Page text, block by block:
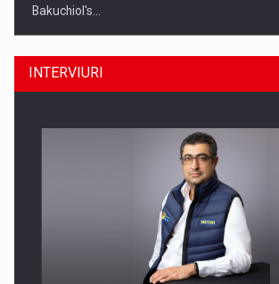
Bakuchiol's…
Producatorii si comerciantii care nu se supun
INTERVIURI